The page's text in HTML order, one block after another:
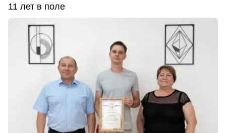
11 лет в поле